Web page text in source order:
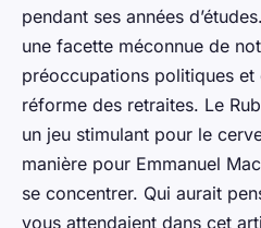
pendant ses années
une facette méconnue de
préoccupations politiques et
réforme des retraites. Le
un jeu stimulant pour le
manière pour Emmanuel
se concentrer. Qui aurait
vous attendaient dans cet